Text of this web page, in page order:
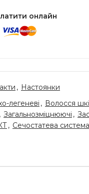
онлайн
, Настоянки
легеневі , Волосся
, Загальнозміцнюючі ,
, Сечостатева система